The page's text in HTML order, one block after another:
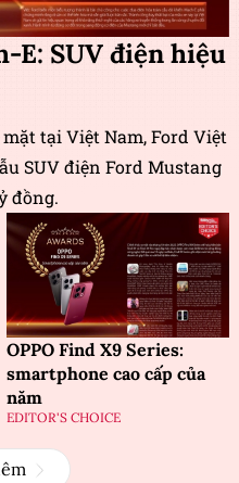
E: SUV điện hiệu
tại Việt Nam, Ford Việt
SUV điện Ford Mustang
đồng.
OPPO Find X9 Series:
smartphone cao cấp của
năm
EDITOR'S CHOICE